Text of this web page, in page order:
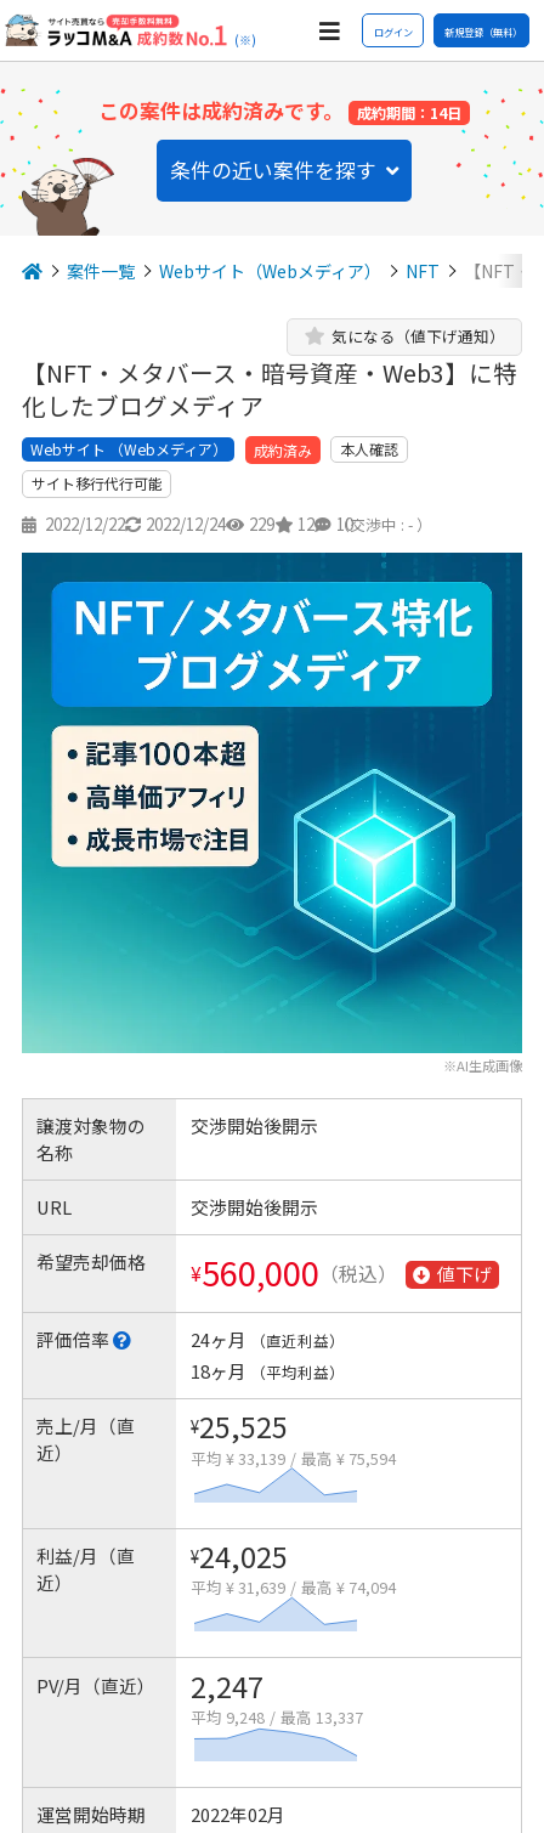
(※) ログイン 新規登録（無料）
この案件は成約済みです。 成約期間：14日
条件の近い案件を探す
案件一覧 Webサイト（Webメディア） NFT 【NFT
【NFT・メタバース・暗号資産・Web3】に特
化したブログメディア
気になる（値下げ通知）
Webサイト （Webメディア） 成約済み
本人確認
サイト移行代行可能
2022/12/22 2022/12/24 229 12 10
（交渉中 : - ）
※AI生成画像
譲渡対象物の
名称
交渉開始後開示
URL 交渉開始後開示
希望売却価格 ¥560,000 （税込） 値下げ
評価倍率 24ヶ月 （直近利益）
18ヶ月 （平均利益）
売上/月（直
近）
¥25,525
平均 ¥ 33,139 / 最高 ¥ 75,594
利益/月（直
近）
¥24,025
平均 ¥ 31,639 / 最高 ¥ 74,094
PV/月（直近） 2,247
平均 9,248 / 最高 13,337
運営開始時期 2022年02月